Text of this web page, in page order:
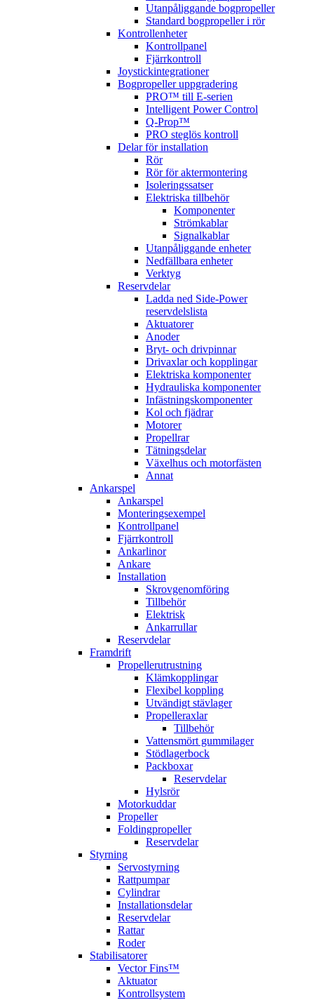
Utanpåliggande bogpropeller
Standard bogpropeller i rör
Kontrollenheter
Kontrollpanel
Fjärrkontroll
Joystickintegrationer
Bogpropeller uppgradering
PRO™ till E-serien
Intelligent Power Control
Q-Prop™
PRO steglös kontroll
Delar för installation
Rör
Rör för aktermontering
Isoleringssatser
Elektriska tillbehör
Komponenter
Strömkablar
Signalkablar
Utanpåliggande enheter
Nedfällbara enheter
Verktyg
Reservdelar
Ladda ned Side-Power
reservdelslista
Aktuatorer
Anoder
Bryt- och drivpinnar
Drivaxlar och kopplingar
Elektriska komponenter
Hydrauliska komponenter
Infästningskomponenter
Kol och fjädrar
Motorer
Propellrar
Tätningsdelar
Växelhus och motorfästen
Annat
Ankarspel
Ankarspel
Monteringsexempel
Kontrollpanel
Fjärrkontroll
Ankarlinor
Ankare
Installation
Skrovgenomföring
Tillbehör
Elektrisk
Ankarrullar
Reservdelar
Framdrift
Propellerutrustning
Klämkopplingar
Flexibel koppling
Utvändigt stävlager
Propelleraxlar
Tillbehör
Vattensmört gummilager
Stödlagerbock
Packboxar
Reservdelar
Hylsrör
Motorkuddar
Propeller
Foldingpropeller
Reservdelar
Styrning
Servostyrning
Rattpumpar
Cylindrar
Installationsdelar
Reservdelar
Rattar
Roder
Stabilisatorer
Vector Fins™
Aktuator
Kontrollsystem